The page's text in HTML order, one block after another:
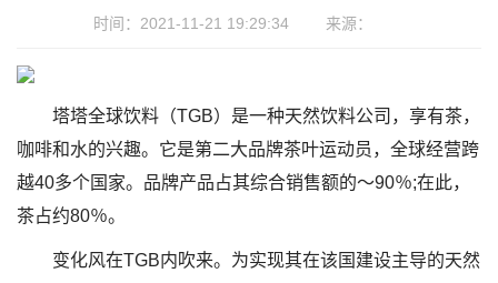
时间：2021-11-21 19:29:34 来源：
塔塔全球饮料（TGB）是一种天然饮料公司，享有茶，
咖啡和水的兴趣。它是第二大品牌茶叶运动员，全球经营跨
越40多个国家。品牌产品占其综合销售额的〜90％;在此，
茶占约80％。
变化风在TGB内吹来。为实现其在该国建设主导的天然